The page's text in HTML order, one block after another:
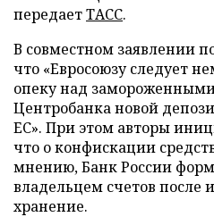
передаетТАСС.
В совместном заявлении
что «Евросоюзу следует
опеку над
Центробанка новой
ЕС». При этом авторы
что о конфискации
мнению, Банк России
владельцем счетов после
хранение.